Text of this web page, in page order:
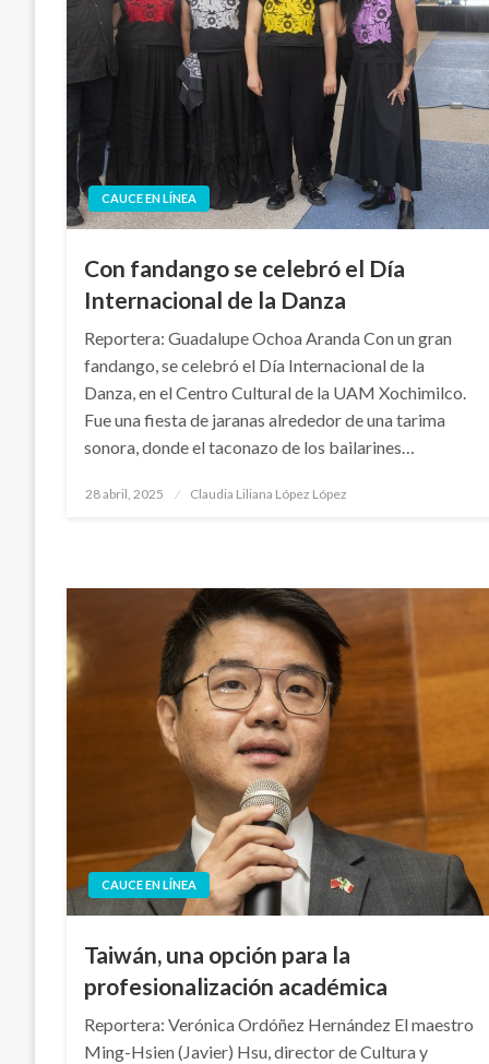
CAUCE EN LÍNEA
Con fandango se celebró el Día
Internacional de la Danza
Reportera: Guadalupe Ochoa Aranda Con un gran
fandango, se celebró el Día Internacional de la
Danza, en el Centro Cultural de la UAM Xochimilco.
Fue una fiesta de jaranas alrededor de una tarima
sonora, donde el taconazo de los bailarines…
Publicado
28 abril, 2025 Claudia Liliana López López
CAUCE EN LÍNEA
Taiwán, una opción para la
profesionalización académica
Reportera: Verónica Ordóñez Hernández El maestro
Ming-Hsien (Javier) Hsu, director de Cultura y